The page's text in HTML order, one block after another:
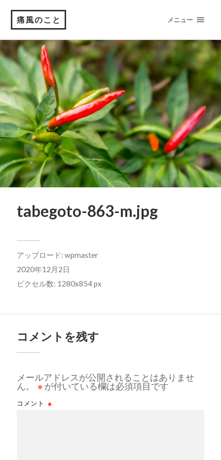
痛風のこと メニュー
tabegoto-863-m.jpg
アップロード: wpmaster
2020年12月2日
ピクセル数: 1280x854 px
コメントを残す
メールアドレスが公開されることはありませ
ん。
※ が付いている欄は必須項目です
コメント ※